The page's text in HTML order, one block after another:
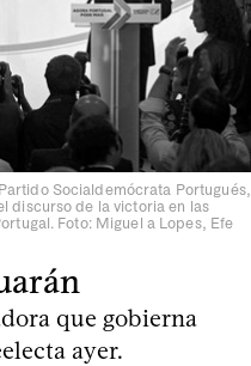
Socialdemócrata Portugués,
discurso de la victoria en las
Foto: Miguel a Lopes, Efe
que gobierna
ayer.